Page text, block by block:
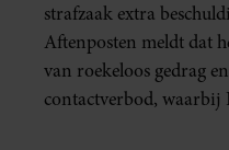
strafzaak extra
Aftenposten meldt dat
van roekeloos gedrag
contactverbod, waarbij